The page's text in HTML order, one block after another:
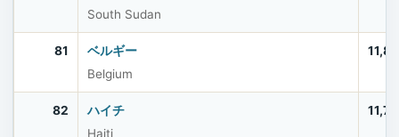
South Sudan
81
ベルギー
Belgium
82
ハイチ
Haiti